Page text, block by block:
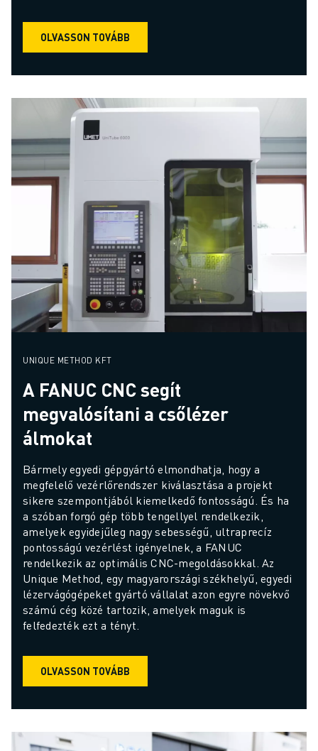
OLVASSON TOVÁBB
UNIQUE METHOD KFT
A FANUC CNC segít
megvalósítani a csőlézer
álmokat
Bármely egyedi gépgyártó elmondhatja, hogy a
megfelelő vezérlőrendszer kiválasztása a projekt
sikere szempontjából kiemelkedő fontosságú. És ha
a szóban forgó gép több tengellyel rendelkezik,
amelyek egyidejűleg nagy sebességű, ultraprecíz
pontosságú vezérlést igényelnek, a FANUC
rendelkezik az optimális CNC-megoldásokkal. Az
Unique Method, egy magyarországi székhelyű, egyedi
lézervágógépeket gyártó vállalat azon egyre növekvő
számú cég közé tartozik, amelyek maguk is
felfedezték ezt a tényt.
OLVASSON TOVÁBB